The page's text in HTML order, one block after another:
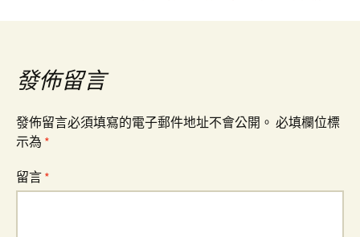
覽發佈留言
發佈留言必須填寫的電子郵件地址不會公開。 必填欄位標
示為 *
留言 *